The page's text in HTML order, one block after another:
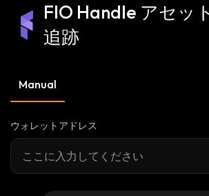
FIO Handle アセッ
追跡
Manual
ウォレットアドレス